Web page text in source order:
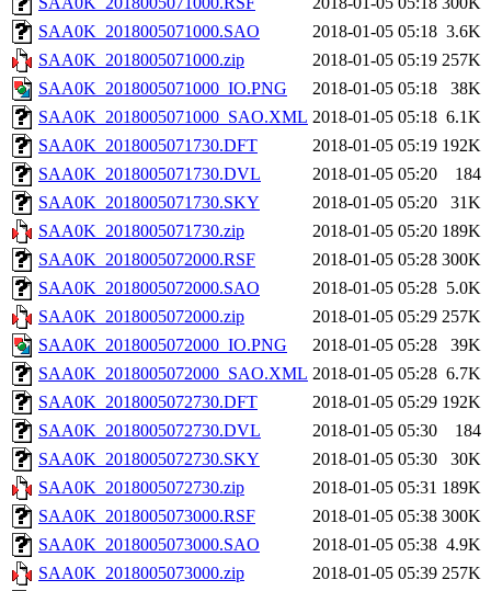
SAA0K_2018005071000.SAO
2018-01-05 05:18 3.6K
SAA0K_2018005071000.zip
2018-01-05 05:19 257K
SAA0K_2018005071000_IO.PNG
2018-01-05 05:18
38K
SAA0K_2018005071000_SAO.XML 2018-01-05 05:18 6.1K
SAA0K_2018005071730.DFT
2018-01-05 05:19 192K
SAA0K_2018005071730.DVL
2018-01-05 05:20
184
SAA0K_2018005071730.SKY
2018-01-05 05:20
31K
SAA0K_2018005071730.zip
2018-01-05 05:20 189K
SAA0K_2018005072000.RSF
2018-01-05 05:28 300K
SAA0K_2018005072000.SAO
2018-01-05 05:28 5.0K
SAA0K_2018005072000.zip
2018-01-05 05:29 257K
SAA0K_2018005072000_IO.PNG
2018-01-05 05:28
39K
SAA0K_2018005072000_SAO.XML 2018-01-05 05:28 6.7K
SAA0K_2018005072730.DFT
2018-01-05 05:29 192K
SAA0K_2018005072730.DVL
2018-01-05 05:30
184
SAA0K_2018005072730.SKY
2018-01-05 05:30
30K
SAA0K_2018005072730.zip
2018-01-05 05:31 189K
SAA0K_2018005073000.RSF
2018-01-05 05:38 300K
SAA0K_2018005073000.SAO
2018-01-05 05:38 4.9K
SAA0K_2018005073000.zip
2018-01-05 05:39 257K